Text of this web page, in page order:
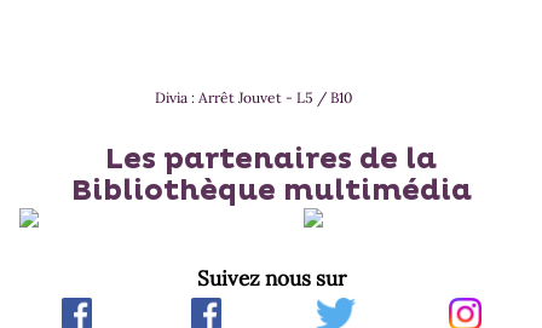
Divia : Arrêt Jouvet - L5 / B10
Les partenaires de la
Bibliothèque multimédia
Suivez nous sur